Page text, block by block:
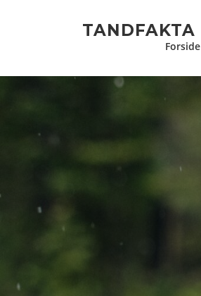
TANDFAKTA
Forside